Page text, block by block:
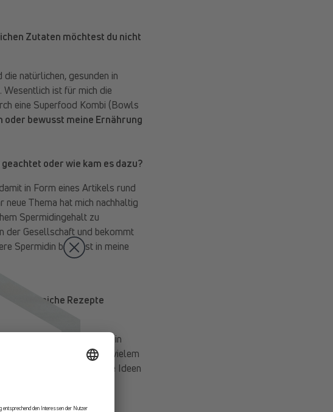
Zutaten möchtest du nicht
natürlichen, gesunden in
ist für mich die
eine Superfood Kombi (Bowls
oder bewusst meine Ernährung
oder wie kam es dazu?
in Form eines Artikels rund
Thema hat mich nachhaltig
Spermidingehalt zu
der Gesellschaft und bekommt
Spermidin bewusst in meine
Rezepte
vielfältig in der Küche und in
Glasuren, Dressings und vielem
LIFE® und es gibt noch einige Ideen